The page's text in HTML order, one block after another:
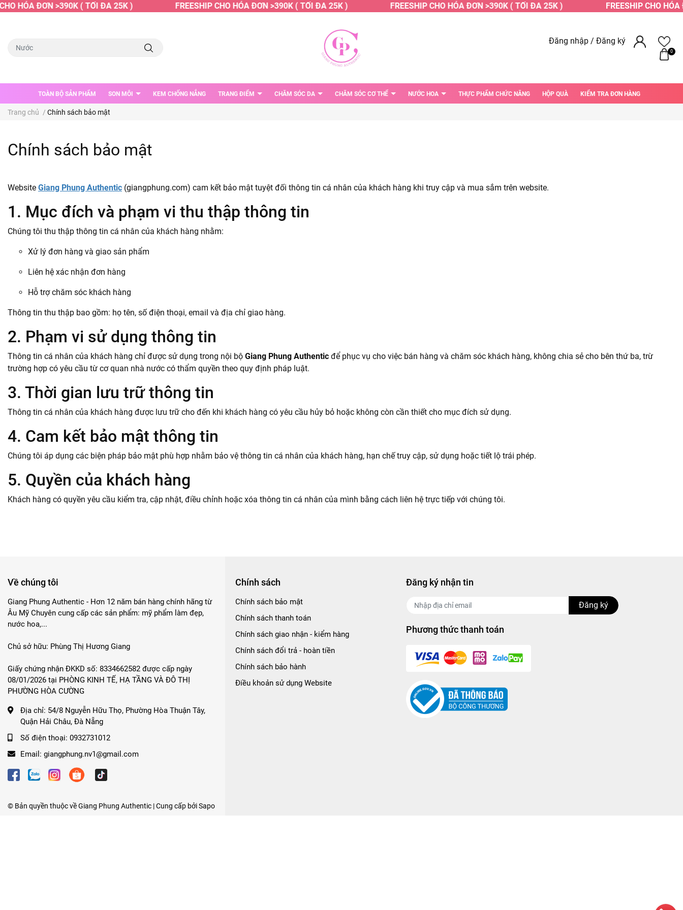
HÓA ĐƠN >390K ( TỐI ĐA 25K ) FREESHIP CHO HÓA ĐƠN >390K ( TỐI ĐA 25K ) FREESHIP CHO HÓA ĐƠN >390K ( TỐI ĐA 25K ) FREESHIP CHO
Đăng nhập / Đăng ký
0
TOÀN BỘ SẢN PHẨM SON MÔI KEM CHỐNG NẮNG TRANG ĐIỂM CHĂM SÓC DA CHĂM SÓC CƠ THỂ NƯỚC HOA THỰC PHẨM CHỨC NĂNG HỘP QUÀ KIỂM TRA ĐƠN HÀNG
Trang chủ / Chính sách bảo mật
Chính sách bảo mật
Website Giang Phung Authentic (giangphung.com) cam kết bảo mật tuyệt đối thông tin cá nhân của khách hàng khi truy cập và mua sắm trên website.
1. Mục đích và phạm vi thu thập thông tin
Chúng tôi thu thập thông tin cá nhân của khách hàng nhằm:
Xử lý đơn hàng và giao sản phẩm
Liên hệ xác nhận đơn hàng
Hỗ trợ chăm sóc khách hàng
Thông tin thu thập bao gồm: họ tên, số điện thoại, email và địa chỉ giao hàng.
2. Phạm vi sử dụng thông tin
Thông tin cá nhân của khách hàng chỉ được sử dụng trong nội bộ Giang Phung Authentic để phục vụ cho việc bán hàng và chăm sóc khách hàng, không chia sẻ cho bên thứ ba, trừ
trường hợp có yêu cầu từ cơ quan nhà nước có thẩm quyền theo quy định pháp luật.
3. Thời gian lưu trữ thông tin
Thông tin cá nhân của khách hàng được lưu trữ cho đến khi khách hàng có yêu cầu hủy bỏ hoặc không còn cần thiết cho mục đích sử dụng.
4. Cam kết bảo mật thông tin
Chúng tôi áp dụng các biện pháp bảo mật phù hợp nhằm bảo vệ thông tin cá nhân của khách hàng, hạn chế truy cập, sử dụng hoặc tiết lộ trái phép.
5. Quyền của khách hàng
Khách hàng có quyền yêu cầu kiểm tra, cập nhật, điều chỉnh hoặc xóa thông tin cá nhân của mình bằng cách liên hệ trực tiếp với chúng tôi.
Về chúng tôi
Giang Phung Authentic - Hơn 12 năm bán hàng chính hãng từ
Âu Mỹ Chuyên cung cấp các sản phẩm: mỹ phẩm làm đẹp,
nước hoa,...
Chủ sở hữu: Phùng Thị Hương Giang
Giấy chứng nhận ĐKKD số: 8334662582 được cấp ngày
08/01/2026 tại PHÒNG KINH TẾ, HẠ TẦNG VÀ ĐÔ THỊ
PHƯỜNG HÒA CƯỜNG
Địa chỉ: 54/8 Nguyễn Hữu Thọ, Phường Hòa Thuận Tây,
Quận Hải Châu, Đà Nẵng
Số điện thoại: 0932731012
Email: giangphung.nv1@gmail.com
Chính sách
Chính sách bảo mật
Chính sách thanh toán
Chính sách giao nhận - kiểm hàng
Chính sách đổi trả - hoàn tiền
Chính sách bảo hành
Điều khoản sử dụng Website
Đăng ký nhận tin
Đăng ký
Phương thức thanh toán
© Bản quyền thuộc vềGiang Phung Authentic | Cung cấp bởiSapo